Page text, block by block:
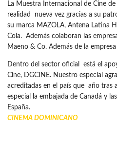
La Muestra Internacional de Cine
realidad nueva vez gracias a su
su marca MAZOLA, Antena Latina
Cola. Además colaboran las
Maeno & Co. Además de la
Dentro del sector oficial está el
Cine, DGCINE. Nuestro especial
acreditadas en el país que año tras
especial la embajada de Canadá y
España.
CINEMA DOMINICANO